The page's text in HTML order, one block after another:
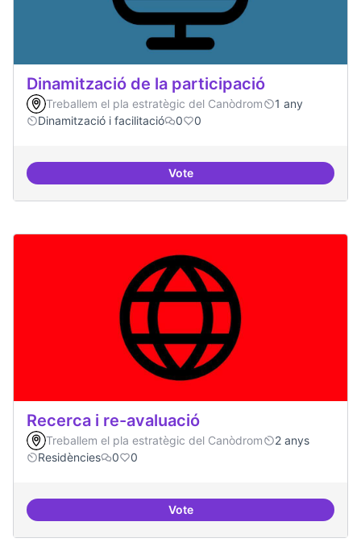
Dinamització de la participació
Treballem el pla estratègic del Canòdrom
1 any
Dinamització i facilitació
0 0
VoteDinamització de la participació
Recerca i re-avaluació
Treballem el pla estratègic del Canòdrom
2 anys
Residències
0 0
VoteRecerca i re-avaluació